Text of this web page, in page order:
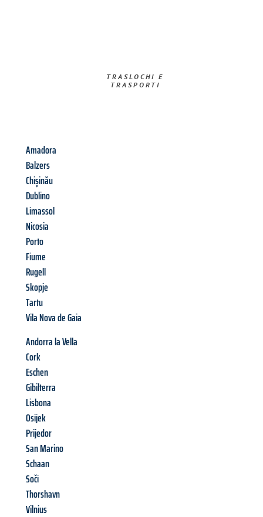
TRASLOCHI E
TRASPORTI​
Amadora
Balzers
Chișinău
Dublino
Limassol
Nicosia
Porto
Fiume
Rugell
Skopje
Tartu
Vila Nova de Gaia
Andorra la Vella
Cork
Eschen
Gibilterra
Lisbona
Osijek
Prijedor
San Marino
Schaan
Soči
Thorshavn
Vilnius